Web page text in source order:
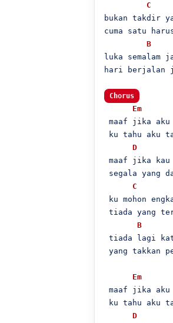
C
bukan takdir
cuma satu
B
luka semalam
hari berjalan
Chorus
Em
maaf jika
ku tahu aku
D
maaf jika kau
segala yang
C
ku mohon
tiada yang
B
tiada lagi
yang takkan
Em
maaf jika
ku tahu aku
D